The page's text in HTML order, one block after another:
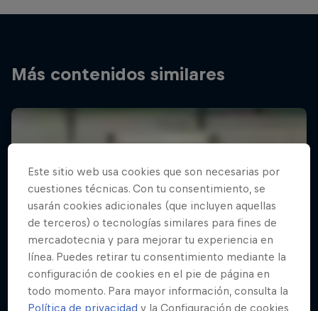
Más contenidos similares
Este sitio web usa cookies que son necesarias por
cuestiones técnicas. Con tu consentimiento, se
usarán cookies adicionales (que incluyen aquellas
de terceros) o tecnologías similares para fines de
mercadotecnia y para mejorar tu experiencia en
línea. Puedes retirar tu consentimiento mediante la
configuración de cookies en el pie de página en
todo momento. Para mayor información, consulta la
Política de privacidad y la Configuración de cookies